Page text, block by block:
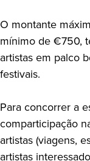
O montante
mínimo de €750,
artistas em palco
festivais.
Para concorrer a
comparticipação
artistas (viagens,
artistas